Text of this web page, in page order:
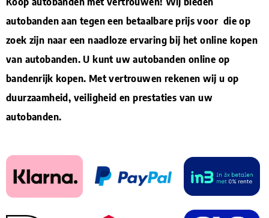
autobanden aan tegen een betaalbare prijs voor die op
zoek zijn naar een naadloze ervaring bij het online kopen
van autobanden. U kunt uw autobanden online op
bandenrijk kopen. Met vertrouwen rekenen wij u op
duurzaamheid, veiligheid en prestaties van uw
autobanden.